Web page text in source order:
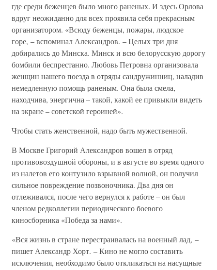
где среди беженцев было много раненых. И здесь Орлова
вдруг неожиданно для всех проявила себя прекрасным
организатором. «Всюду беженцы, пожары, людское
горе, – вспоминал Александров. – Целых три дня
добирались до Минска. Минск и всю белорусскую дорогу
бомбили беспрестанно. Любовь Петровна организовала
женщин нашего поезда в отряды сандружинниц, наладив
немедленную помощь раненым. Она была смела,
находчива, энергична – такой, какой ее привыкли видеть
на экране – советской героиней».
Чтобы стать женственной, надо быть мужественной.
В Москве Григорий Александров вошел в отряд
противовоздушной обороны, и в августе во время одного
из налетов его контузило взрывной волной, он получил
сильное повреждение позвоночника. Два дня он
отлеживался, после чего вернулся к работе – он был
членом редколлегии периодического боевого
киносборника «Победа за нами».
«Вся жизнь в стране перестраивалась на военный лад, –
пишет Александр Хорт. – Кино не могло составить
исключения, необходимо было откликаться на насущные